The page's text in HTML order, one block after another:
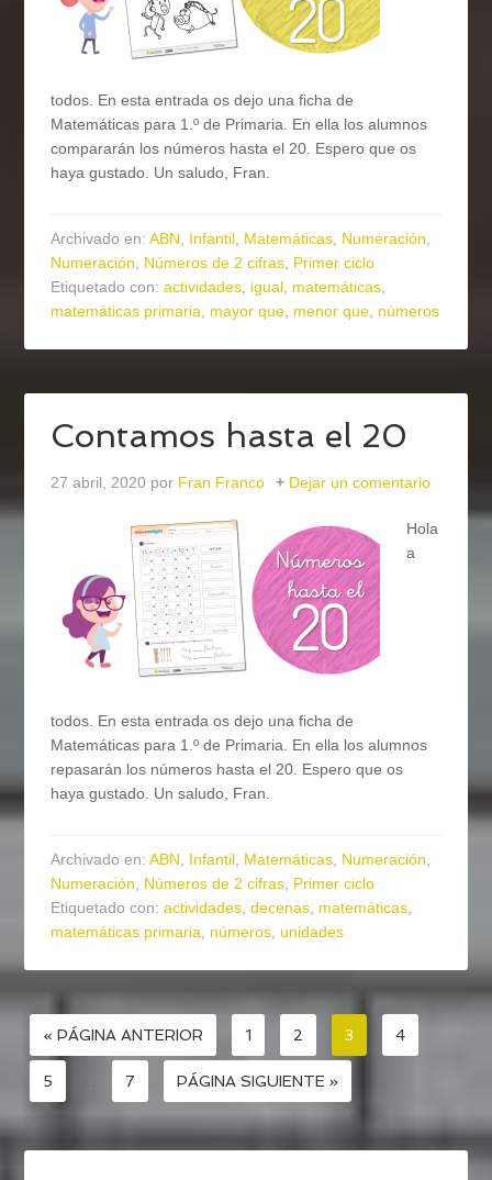
todos. En esta entrada os dejo una ficha de
Matemáticas para 1.º de Primaria. En ella los alumnos
compararán los números hasta el 20. Espero que os
haya gustado. Un saludo, Fran.
Archivado en:ABN, Infantil, Matemáticas, Numeración,
Numeración, Números de 2 cifras, Primer ciclo
Etiquetado con:actividades, igual, matemáticas,
matemáticas primaria, mayor que, menor que, números
Contamos hasta el 20
27 abril, 2020 por Fran Franco Dejar un comentario
Hola
a
todos. En esta entrada os dejo una ficha de
Matemáticas para 1.º de Primaria. En ella los alumnos
repasarán los números hasta el 20. Espero que os
haya gustado. Un saludo, Fran.
Archivado en:ABN, Infantil, Matemáticas, Numeración,
Numeración, Números de 2 cifras, Primer ciclo
Etiquetado con:actividades,decenas, matemáticas,
matemáticas primaria, números,unidades
« PÁGINA ANTERIOR 1 2 3 4
5 … 7 PÁGINA SIGUIENTE »